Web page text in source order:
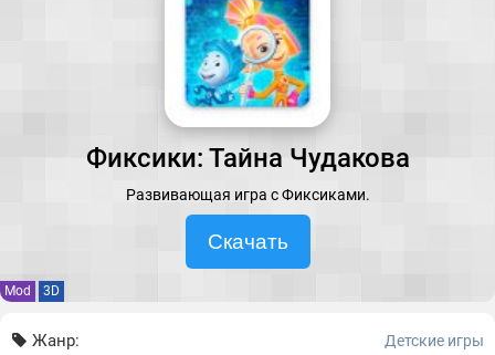
Фиксики: Тайна Чудакова
Развивающая игра с Фиксиками.
Скачать
Mod 3D
Жанр: Детские игры